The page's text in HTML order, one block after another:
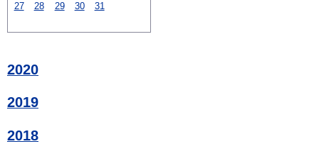
27
28 29 30 31
2020
2019
2018